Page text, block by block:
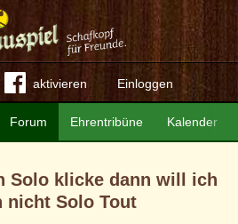
aktivieren Einloggen
Forum Ehrentribüne Kalender
Solo klicke dann will ich
nicht Solo Tout